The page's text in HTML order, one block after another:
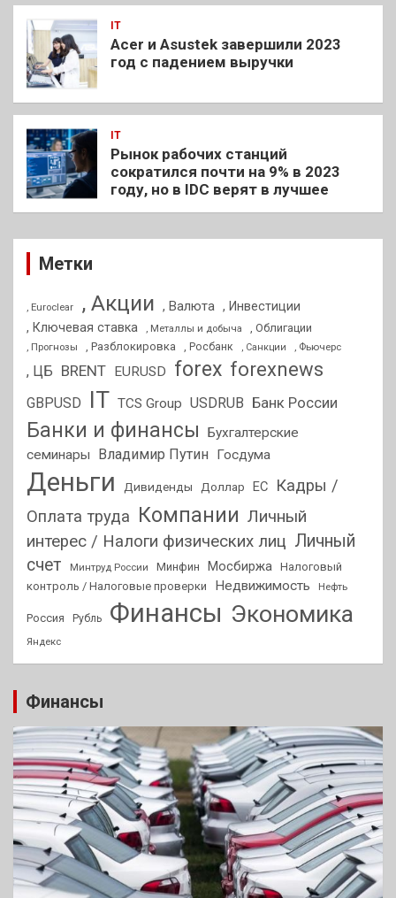
IT
Acer и Asustek завершили 2023
год с падением выручки
IT
Рынок рабочих станций
сократился почти на 9% в 2023
году, но в IDC верят в лучшее
Метки
, Euroclear , Акции , Валюта , Инвестиции
, Ключевая ставка
, Металлы и добыча , Облигации
, Прогнозы , Разблокировка , Росбанк , Санкции , Фьючерс
, ЦБ BRENT EURUSD forex forexnews
GBPUSD IT TCS Group USDRUB Банк России
Банки и финансы
Бухгалтерские
семинары
Владимир Путин Госдума
Деньги Дивиденды Доллар ЕС
Кадры /
Оплата труда Компании Личный
интерес / Налоги физических лиц Личный
счет
Минтруд России Минфин Мосбиржа Налоговый
контроль / Налоговые проверки
Недвижимость Нефть
Россия Рубль Финансы Экономика
Яндекс
Финансы